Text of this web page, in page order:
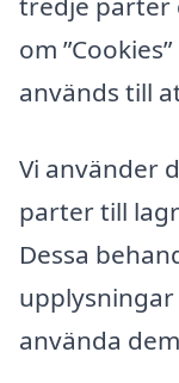
om
används till
Vi använder
parter till
Dessa
använda